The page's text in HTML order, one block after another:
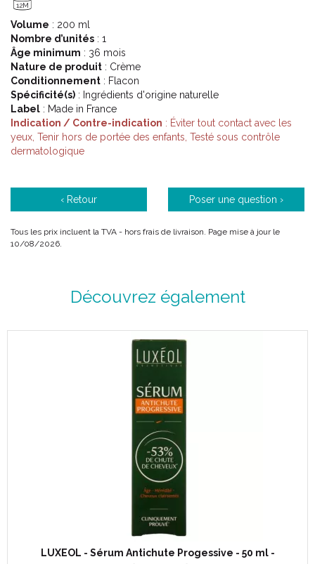
12M
Volume : 200 ml
Nombre d’unités : 1
Âge minimum : 36 mois
Nature de produit : Crème
Conditionnement : Flacon
Spécificité(s) : Ingrédients d'origine naturelle
Label : Made in France
Indication / Contre-indication : Éviter tout contact avec les
yeux, Tenir hors de portée des enfants, Testé sous contrôle
dermatologique
‹ Retour Poser une question ›
Tous les prix incluent la TVA - hors frais de livraison. Page mise à jour le
10/08/2026.
Découvrez également
LUXEOL - Sérum Antichute Progessive - 50 ml -